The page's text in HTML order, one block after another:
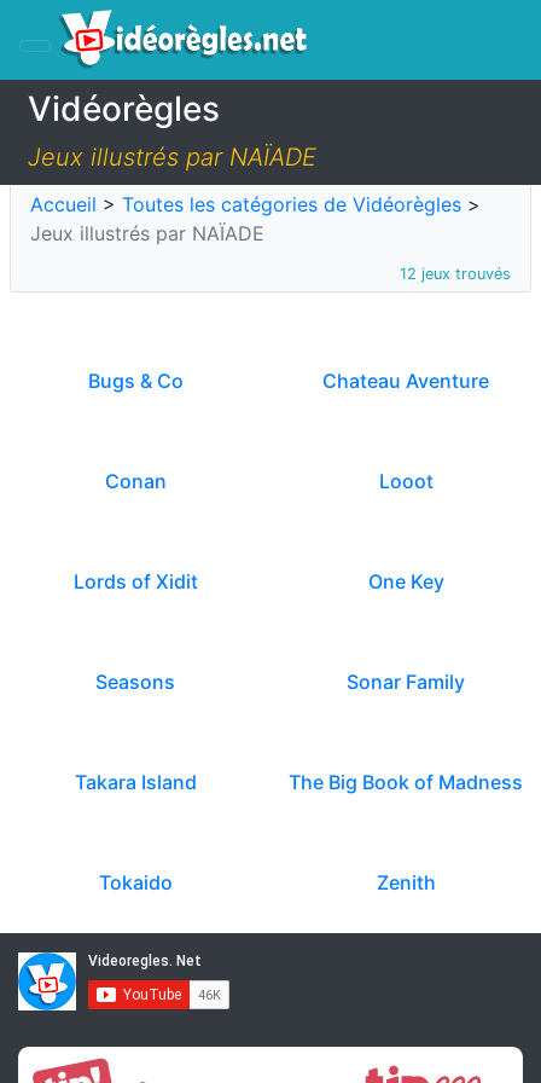
Vidéorègles
Jeux illustrés par NAÏADE
Accueil > Toutes les catégories de Vidéorègles >
Jeux illustrés par NAÏADE
12 jeux trouvés
Bugs & Co Chateau Aventure
Conan Looot
Lords of Xidit One Key
Seasons Sonar Family
Takara Island The Big Book of Madness
Tokaido Zenith